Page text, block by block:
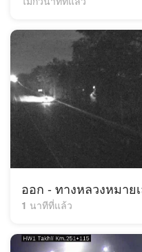
ออก - ทางหลวงหมาย
1 นาทีที่แล้ว